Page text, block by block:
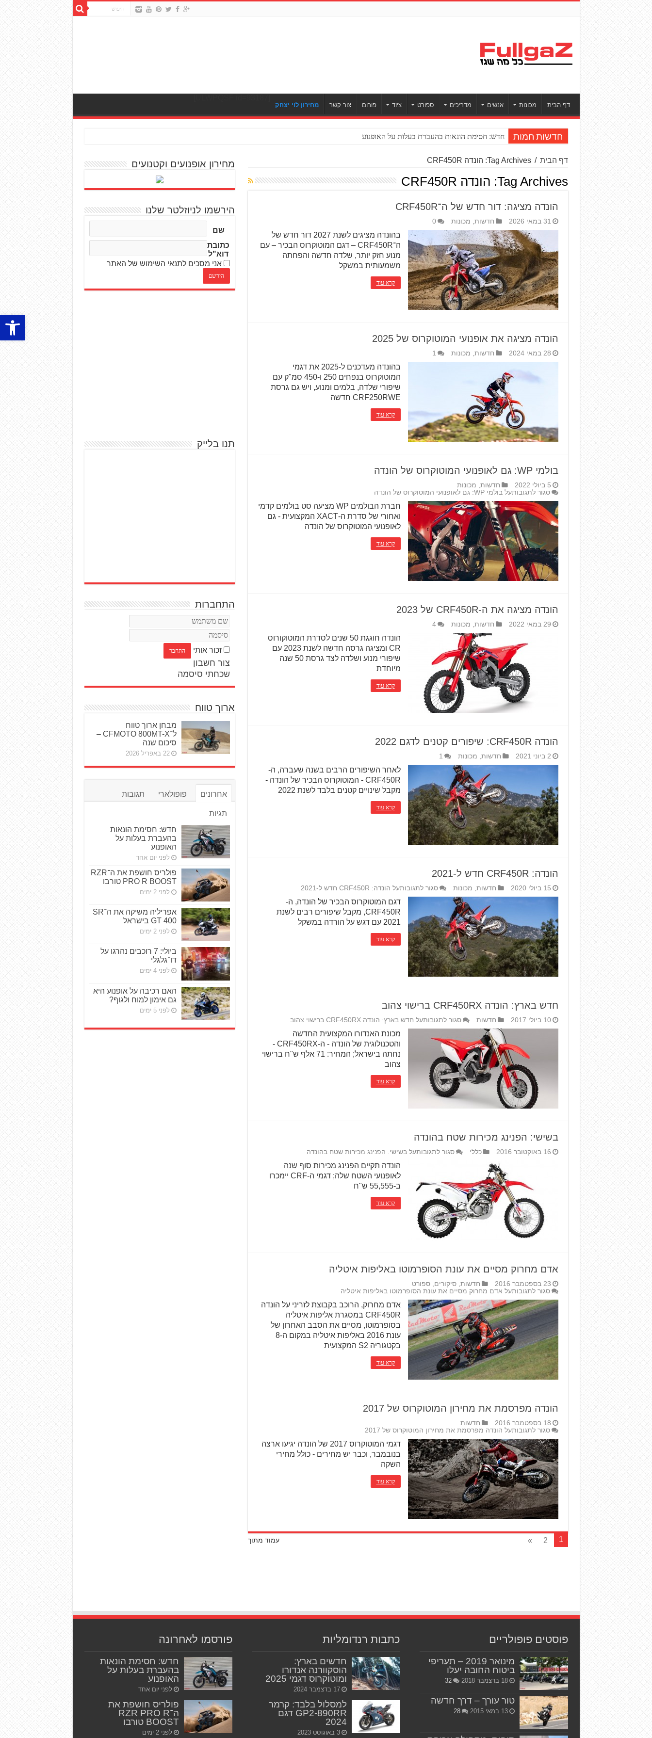
פתח
דף הבית מכונות אנשים מדריכים ספורט ציוד פורום צור קשר מחירון לוי יצחק
חדשות חמות חדש: חסימת הונאות בהעברת בעלות על האופנוע
דף הבית / Tag Archives: הונדה CRF450R
Tag Archives: הונדה CRF450R
הונדה מציגה: דור חדש של ה־CRF450R
31 במאי 2026 חדשות, מכונות 0
בהונדה מציגים לשנת 2027 דור חדש של
ה־CRF450R – דגם המוטוקרוס הבכיר – עם
מנוע חזק יותר, שלדה חדשה והפחתה
משמעותית במשקל
קרא עוד
הונדה מציגה את אופנועי המוטוקרוס של 2025
28 במאי 2024 חדשות, מכונות 1
בהונדה מעדכנים ל-2025 את דגמי
המוטוקרוס בנפחים 250 ו-450 סמ"ק עם
שיפורי שלדה, בלמים ומנוע, ויש גם גרסת
CRF250RWE חדשה
קרא עוד
בולמי WP: גם לאופנועי המוטוקרוס של הונדה
5 ביולי 2022 חדשות, מכונות
סגור לתגובותעל בולמי WP: גם לאופנועי המוטוקרוס של הונדה
חברת הבולמים WP מציעה סט בולמים קדמי
ואחורי של סדרת ה-XACT המקצועית - גם
לאופנועי המוטוקרוס של הונדה
קרא עוד
הונדה מציגה את ה-CRF450R של 2023
29 במאי 2022 חדשות, מכונות 4
הונדה חוגגת 50 שנים לסדרת המוטוקורוס
CR ומציגה גרסה חדשה לשנת 2023 עם
שיפורי מנוע ושלדה לצד גרסת 50 שנה
מיוחדת
קרא עוד
הונדה CRF450R: שיפורים קטנים לדגם 2022
2 ביוני 2021 חדשות, מכונות 1
לאחר השיפורים הרבים בשנה שעברה, ה-
CRF450R - המוטוקרוס הבכיר של הונדה -
מקבל שינויים קטנים בלבד לשנת 2022
קרא עוד
הונדה: CRF450R חדש ל-2021
15 ביולי 2020 חדשות, מכונות סגור לתגובותעל הונדה: CRF450R חדש ל-2021
דגם המוטוקרוס הבכיר של הונדה, ה-
CRF450R, מקבל שיפורים רבים לשנת
2021 עם דגש על הורדה במשקל
קרא עוד
חדש בארץ: הונדה CRF450RX ברישוי צהוב
10 ביולי 2017 חדשות סגור לתגובותעל חדש בארץ: הונדה CRF450RX ברישוי צהוב
מכונת האנדורו המקצועית החדשה
והטכנולוגית של הונדה - ה-CRF450RX -
נחתה בישראל; המחיר: 71 אלף ש"ח ברישוי
צהוב
קרא עוד
בשישי: הפנינג מכירות שטח בהונדה
16 באוקטובר 2016 כללי סגור לתגובותעל בשישי: הפנינג מכירות שטח בהונדה
הונדה תקיים הפנינג מכירות סוף שנה
לאופנועי השטח שלה; דגמי ה-CRF יימכרו
ב-55,555 ש"ח
קרא עוד
אדם מחרוק מסיים את עונת הסופרמוטו באליפות איטליה
23 בספטמבר 2016 חדשות,סיקורים,ספורט
סגור לתגובותעל אדם מחרוק מסיים את עונת הסופרמוטו באליפות איטליה
אדם מחרוק, הרוכב בקבוצת לזריני על הונדה
CRF450R במסגרת אליפות איטליה
בסופרמוטו, מסיים את הסבב האחרון של
עונת 2016 באליפות איטליה במקום ה-8
בקטגוריה S2 המקצועית
קרא עוד
הונדה מפרסמת את מחירון המוטוקרוס של 2017
18 בספטמבר 2016
חדשות
סגור לתגובותעל הונדה מפרסמת את מחירון המוטוקרוס של 2017
דגמי המוטוקרוס 2017 של הונדה יגיעו ארצה
בנובמבר, וכבר יש מחירים - כולל מחירי
השקה
קרא עוד
עמוד מתוך 1
2
»
מחירון אופנועים וקטנועים
הירשמו לניוזלטר שלנו
שם
כתובת
דוא"ל
אני מסכים לתנאי השימוש של האתר
תנו בלייק
התחברות
זכור אותי
צור חשבון
שכחתי סיסמה
ארוך טווח
מבחן ארוך טווח
ל־CFMOTO 800MT-X –
סיכום שנה
22 באפריל 2026
אחרונים פופולארי תגובות
תגיות
חדש: חסימת הונאות
בהעברת בעלות על
האופנוע
לפני יום אחד
פולריס חושפת את ה־RZR
PRO R BOOST טורבו
לפני 2 ימים
אפריליה משיקה את ה־SR
GT 400 בישראל
לפני 2 ימים
ביולי: 7 רוכבים נהרגו על
דו־גלגלי
לפני 4 ימים
האם רכיבה על אופנוע היא
גם אימון למוח ולגוף?
לפני 5 ימים
פוסטים פופולריים
מינואר 2019 – תעריפי
ביטוח החובה יעלו
18 בדצמבר 2018 32
טור עורך – דרך חדשה
13 במאי 2015 28
כתבות רנדומליות
חדשים בארץ:
הוסקוורנה אנדורו
ומוטוקרוס דגמי 2025
17 בדצמבר 2024
למסלול בלבד: קרמר
GP2-890RR דגם
2024
3 באוגוסט 2023
פורסמו לאחרונה
חדש: חסימת הונאות
בהעברת בעלות על
האופנוע
לפני יום אחד
פולריס חושפת את
ה־RZR PRO R
BOOST טורבו
לפני 2 ימים